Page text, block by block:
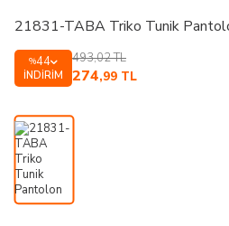
21831-TABA Triko Tunik
%44
İNDIRIM
493,02TL
274,99 TL